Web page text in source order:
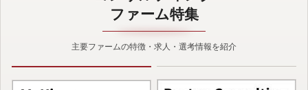
ファーム特集
主要ファームの特徴・求人・選考情報を紹介